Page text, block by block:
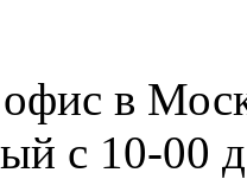
в
с 10-00